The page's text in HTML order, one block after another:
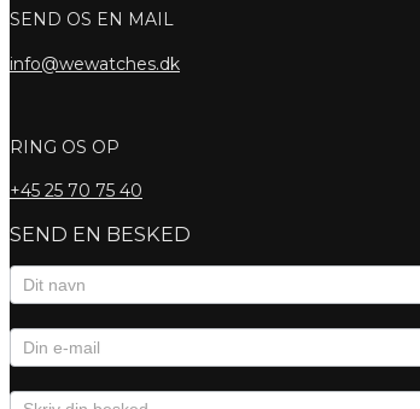
SEND OS EN MAIL
info@wewatches.dk
RING OS OP
+45 25 70 75 40
SEND EN BESKED
Kontaktformular